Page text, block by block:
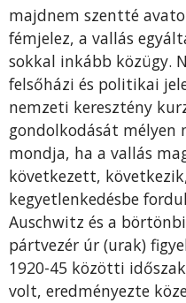
majdnem szentté
fémjelez, a vallás
sokkal inkább közügy.
felsőházi és politikai
nemzeti keresztény
gondolkodását mélyen
mondja, ha a vallás
következett,
kegyetlen­kedésbe
Auschwitz és a
pártvezér úr (urak)
1920-45 közötti
volt, eredményezte